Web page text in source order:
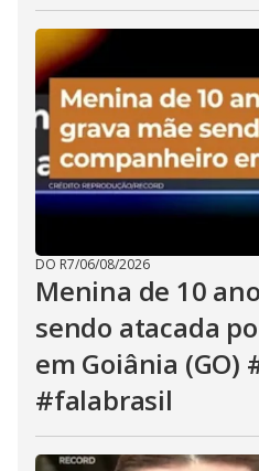
DO R7/06/08/2026
Menina de 10
sendo atacada
em Goiânia (GO)
#falabrasil